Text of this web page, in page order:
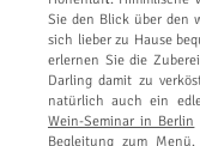
Sie den Blick über den
sich lieber zu Hause
erlernen Sie die
Darling damit zu
natürlich auch ein
Wein-Seminar in Berlin
Begleitung zum